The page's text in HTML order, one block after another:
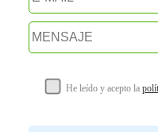
He leído y acepto la